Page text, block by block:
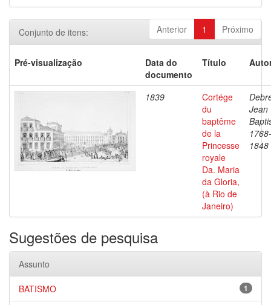
Anterior 1 Próximo
Conjunto de itens:
Pré-visualização
Data do
documento
Título
1839
Cortége
du
baptême
de la
Princesse
royale
Da. Maria
da Gloria,
(à Rio de
Janeiro)
Jean
1768-
1848
Sugestões de pesquisa
Assunto
1
BATISMO